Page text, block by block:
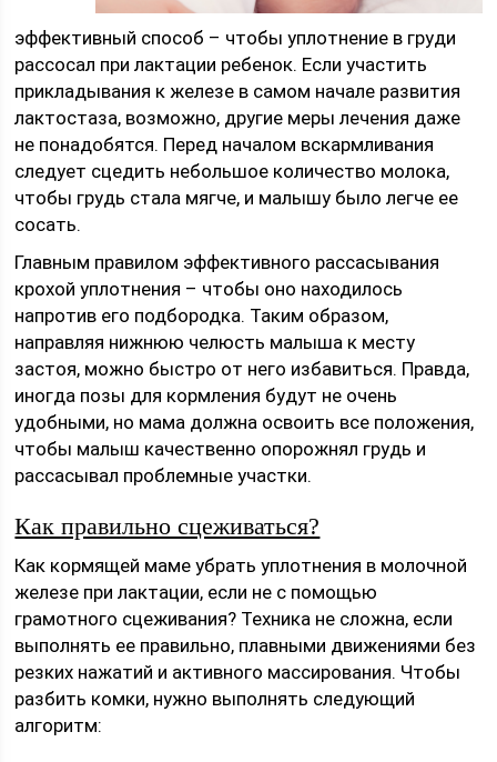
эффективный способ – чтобы уплотнение в груди
рассосал при лактации ребенок. Если участить
прикладывания к железе в самом начале развития
лактостаза, возможно, другие меры лечения даже
не понадобятся. Перед началом вскармливания
следует сцедить небольшое количество молока,
чтобы грудь стала мягче, и малышу было легче ее
сосать.
Главным правилом эффективного рассасывания
крохой уплотнения – чтобы оно находилось
напротив его подбородка. Таким образом,
направляя нижнюю челюсть малыша к месту
застоя, можно быстро от него избавиться. Правда,
иногда позы для кормления будут не очень
удобными, но мама должна освоить все положения,
чтобы малыш качественно опорожнял грудь и
рассасывал проблемные участки.
Как правильно сцеживаться?
Как кормящей маме убрать уплотнения в молочной
железе при лактации, если не с помощью
грамотного сцеживания? Техника не сложна, если
выполнять ее правильно, плавными движениями без
резких нажатий и активного массирования. Чтобы
разбить комки, нужно выполнять следующий
алгоритм: